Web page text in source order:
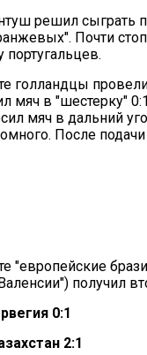
решил сыграть
Почти
голландцы
мяч в "шестерку"
мяч в дальний
После
"европейские
получил
0:1
2:1